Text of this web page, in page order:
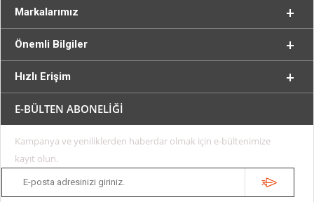
Markalarımız
Önemli Bilgiler
Hızlı Erişim
E-BÜLTEN ABONELİĞİ
Kampanya ve yeniliklerden haberdar olmak için e-bültenimize
kayıt olun.